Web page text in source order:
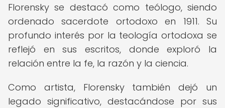
Florensky se destacó como teólogo, siendo
ordenado sacerdote ortodoxo en 1911. Su
profundo interés por la teología ortodoxa se
reflejó en sus escritos, donde exploró la
relación entre la fe, la razón y la ciencia.
Como artista, Florensky también dejó un
legado significativo, destacándose por sus